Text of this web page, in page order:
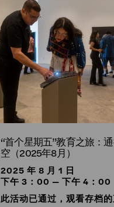
“首个星期五”教育之旅：
空（2025年8月）
2025 年 8 月 1 日
下午 3：00 — 下午 4：00
此活动已通过，观看存档